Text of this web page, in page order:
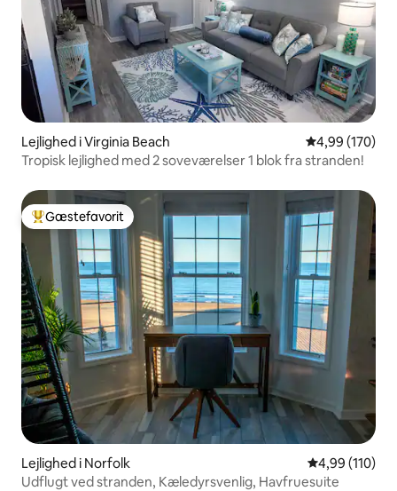
Lejlighed i Virginia Beach 4,99 ud af 5 i
4,99 (170)
Tropisk lejlighed med 2 soveværelser 1 blok fra stranden!
Bedste gæstefavorit
Gæstefavorit
Lejlighed i Norfolk 4,99 ud af 5 i
4,99 (110)
Udflugt ved stranden, Kæledyrsvenlig, Havfruesuite